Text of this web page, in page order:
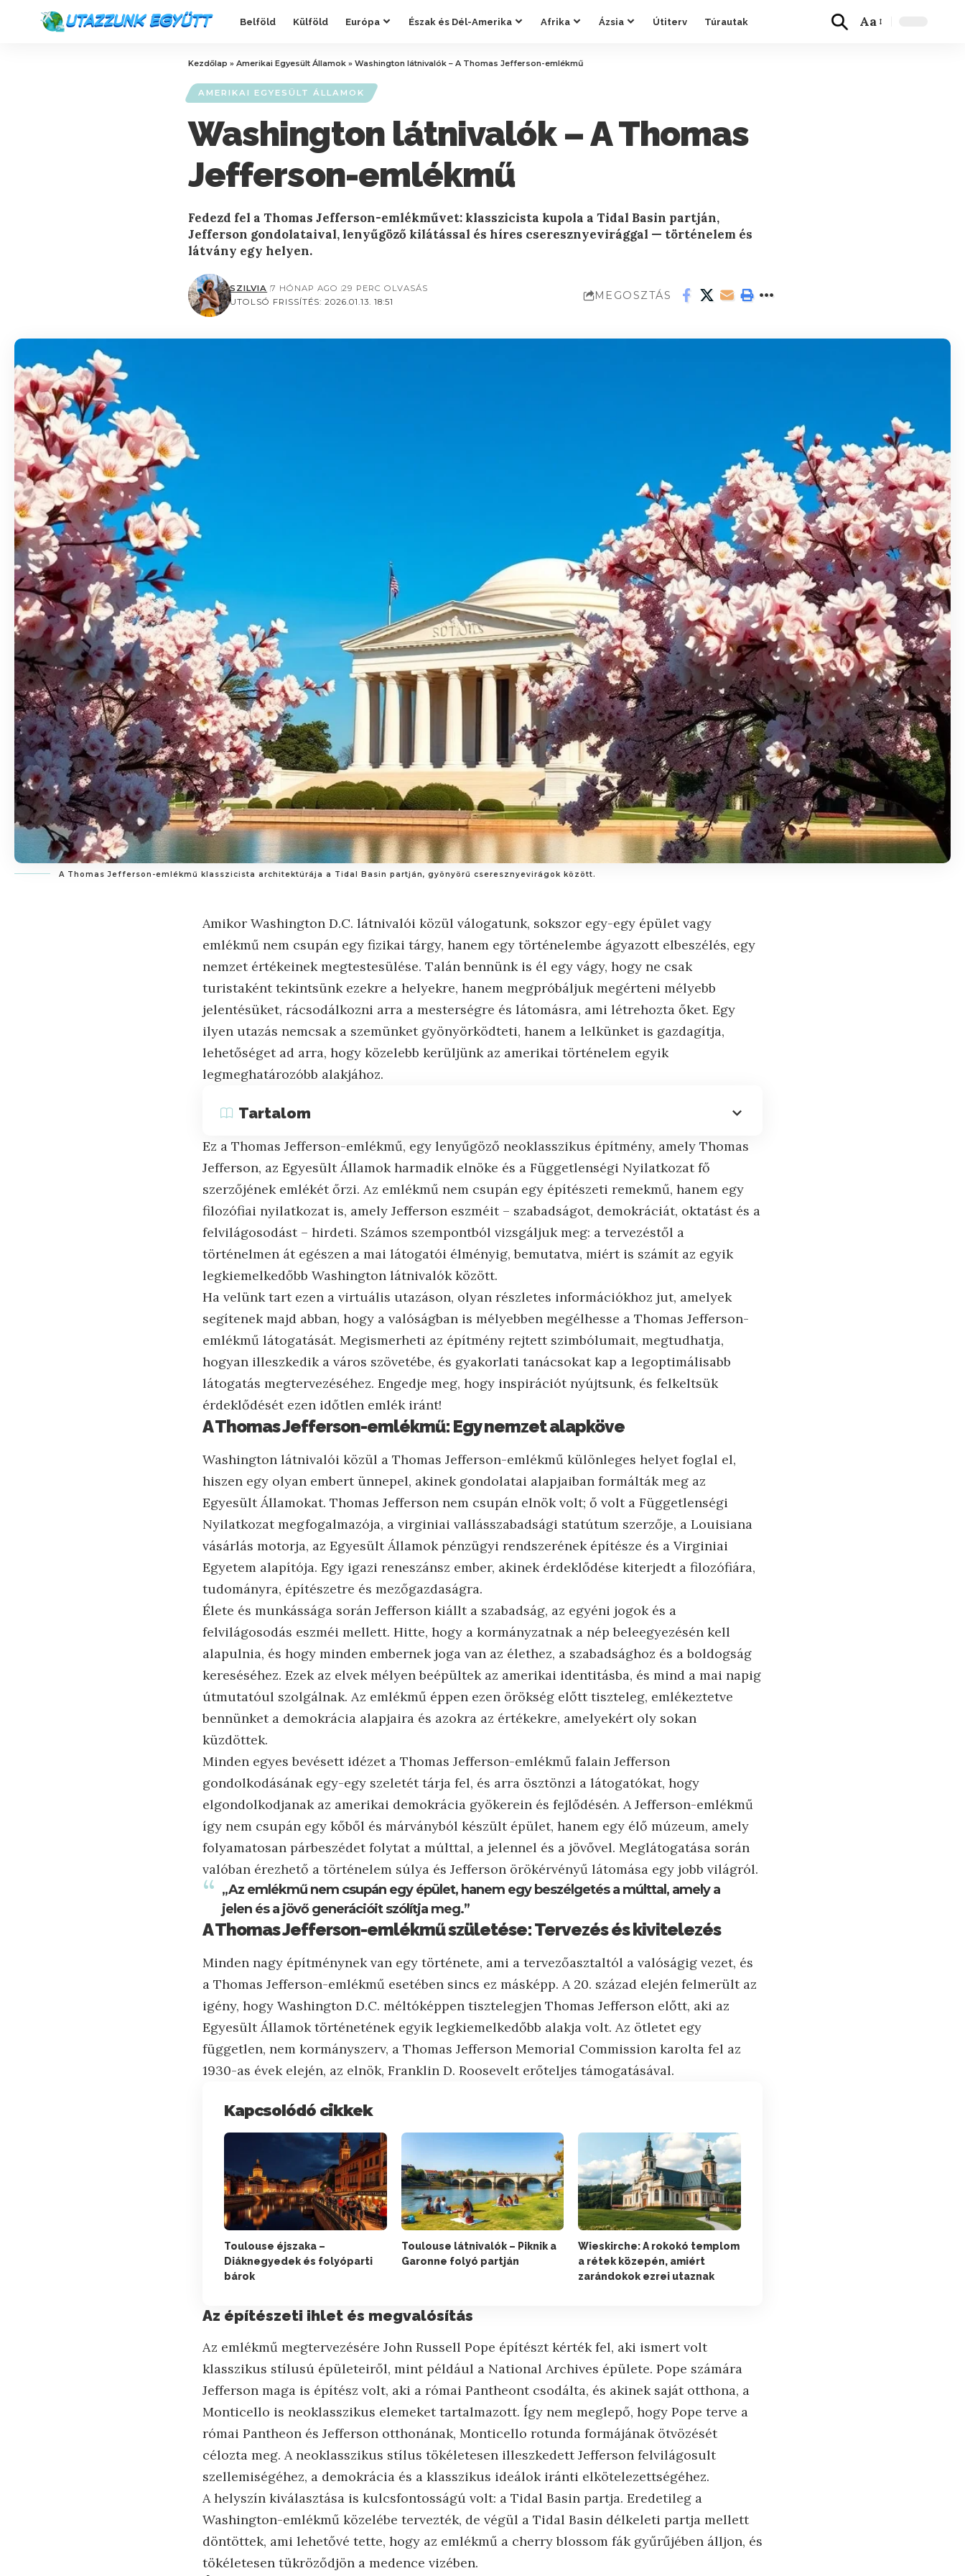
Belföld Külföld Európa Észak és Dél-Amerika Afrika Ázsia Útiterv Túrautak Aa
Kezdőlap » Amerikai Egyesült Államok » Washington látnivalók – A Thomas Jefferson-emlékmű
AMERIKAI EGYESÜLT ÁLLAMOK
Washington látnivalók – A Thomas
Jefferson-emlékmű
Fedezd fel a Thomas Jefferson-emlékművet: klasszicista kupola a Tidal Basin partján,
Jefferson gondolataival, lenyűgöző kilátással és híres cseresznyevirággal — történelem és
látvány egy helyen.
UTOLSÓ FRISSÍTÉS: 2026.01.13. 18:51
SZILVIA 7 HÓNAP AGO 29 PERC OLVASÁS
MEGOSZTÁS
A Thomas Jefferson-emlékmű klasszicista architektúrája a Tidal Basin partján, gyönyörű cseresznyevirágok között.
Amikor Washington D.C. látnivalói közül válogatunk, sokszor egy-egy épület vagy
emlékmű nem csupán egy fizikai tárgy, hanem egy történelembe ágyazott elbeszélés, egy
nemzet értékeinek megtestesülése. Talán bennünk is él egy vágy, hogy ne csak
turistaként tekintsünk ezekre a helyekre, hanem megpróbáljuk megérteni mélyebb
jelentésüket, rácsodálkozni arra a mesterségre és látomásra, ami létrehozta őket. Egy
ilyen utazás nemcsak a szemünket gyönyörködteti, hanem a lelkünket is gazdagítja,
lehetőséget ad arra, hogy közelebb kerüljünk az amerikai történelem egyik
legmeghatározóbb alakjához.
Tartalom
Ez a Thomas Jefferson-emlékmű, egy lenyűgöző neoklasszikus építmény, amely Thomas
Jefferson, az Egyesült Államok harmadik elnöke és a Függetlenségi Nyilatkozat fő
szerzőjének emlékét őrzi. Az emlékmű nem csupán egy építészeti remekmű, hanem egy
filozófiai nyilatkozat is, amely Jefferson eszméit – szabadságot, demokráciát, oktatást és a
felvilágosodást – hirdeti. Számos szempontból vizsgáljuk meg: a tervezéstől a
történelmen át egészen a mai látogatói élményig, bemutatva, miért is számít az egyik
legkiemelkedőbb Washington látnivalók között.
Ha velünk tart ezen a virtuális utazáson, olyan részletes információkhoz jut, amelyek
segítenek majd abban, hogy a valóságban is mélyebben megélhesse a Thomas Jefferson-
emlékmű látogatását. Megismerheti az építmény rejtett szimbólumait, megtudhatja,
hogyan illeszkedik a város szövetébe, és gyakorlati tanácsokat kap a legoptimálisabb
látogatás megtervezéséhez. Engedje meg, hogy inspirációt nyújtsunk, és felkeltsük
érdeklődését ezen időtlen emlék iránt!
A Thomas Jefferson-emlékmű: Egy nemzet alapköve
Washington látnivalói közül a Thomas Jefferson-emlékmű különleges helyet foglal el,
hiszen egy olyan embert ünnepel, akinek gondolatai alapjaiban formálták meg az
Egyesült Államokat. Thomas Jefferson nem csupán elnök volt; ő volt a Függetlenségi
Nyilatkozat megfogalmazója, a virginiai vallásszabadsági statútum szerzője, a Louisiana
vásárlás motorja, az Egyesült Államok pénzügyi rendszerének építésze és a Virginiai
Egyetem alapítója. Egy igazi reneszánsz ember, akinek érdeklődése kiterjedt a filozófiára,
tudományra, építészetre és mezőgazdaságra.
Élete és munkássága során Jefferson kiállt a szabadság, az egyéni jogok és a
felvilágosodás eszméi mellett. Hitte, hogy a kormányzatnak a nép beleegyezésén kell
alapulnia, és hogy minden embernek joga van az élethez, a szabadsághoz és a boldogság
kereséséhez. Ezek az elvek mélyen beépültek az amerikai identitásba, és mind a mai napig
útmutatóul szolgálnak. Az emlékmű éppen ezen örökség előtt tiszteleg, emlékeztetve
bennünket a demokrácia alapjaira és azokra az értékekre, amelyekért oly sokan
küzdöttek.
Minden egyes bevésett idézet a Thomas Jefferson-emlékmű falain Jefferson
gondolkodásának egy-egy szeletét tárja fel, és arra ösztönzi a látogatókat, hogy
elgondolkodjanak az amerikai demokrácia gyökerein és fejlődésén. A Jefferson-emlékmű
így nem csupán egy kőből és márványból készült épület, hanem egy élő múzeum, amely
folyamatosan párbeszédet folytat a múlttal, a jelennel és a jövővel. Meglátogatása során
valóban érezhető a történelem súlya és Jefferson örökérvényű látomása egy jobb világról.
„Az emlékmű nem csupán egy épület, hanem egy beszélgetés a múlttal, amely a
jelen és a jövő generációit szólítja meg.”
A Thomas Jefferson-emlékmű születése: Tervezés és kivitelezés
Minden nagy építménynek van egy története, ami a tervezőasztaltól a valóságig vezet, és
a Thomas Jefferson-emlékmű esetében sincs ez másképp. A 20. század elején felmerült az
igény, hogy Washington D.C. méltóképpen tisztelegjen Thomas Jefferson előtt, aki az
Egyesült Államok történetének egyik legkiemelkedőbb alakja volt. Az ötletet egy
független, nem kormányszerv, a Thomas Jefferson Memorial Commission karolta fel az
1930-as évek elején, az elnök, Franklin D. Roosevelt erőteljes támogatásával.
Kapcsolódó cikkek
Toulouse éjszaka –
Diáknegyedek és folyóparti
bárok
Toulouse látnivalók – Piknik a
Garonne folyó partján
Wieskirche: A rokokó templom
a rétek közepén, amiért
zarándokok ezrei utaznak
Az építészeti ihlet és megvalósítás
Az emlékmű megtervezésére John Russell Pope építészt kérték fel, aki ismert volt
klasszikus stílusú épületeiről, mint például a National Archives épülete. Pope számára
Jefferson maga is építész volt, aki a római Pantheont csodálta, és akinek saját otthona, a
Monticello is neoklasszikus elemeket tartalmazott. Így nem meglepő, hogy Pope terve a
római Pantheon és Jefferson otthonának, Monticello rotunda formájának ötvözését
célozta meg. A neoklasszikus stílus tökéletesen illeszkedett Jefferson felvilágosult
szellemiségéhez, a demokrácia és a klasszikus ideálok iránti elkötelezettségéhez.
A helyszín kiválasztása is kulcsfontosságú volt: a Tidal Basin partja. Eredetileg a
Washington-emlékmű közelébe tervezték, de végül a Tidal Basin délkeleti partja mellett
döntöttek, ami lehetővé tette, hogy az emlékmű a cherry blossom fák gyűrűjében álljon, és
tökéletesen tükröződjön a medence vizében.